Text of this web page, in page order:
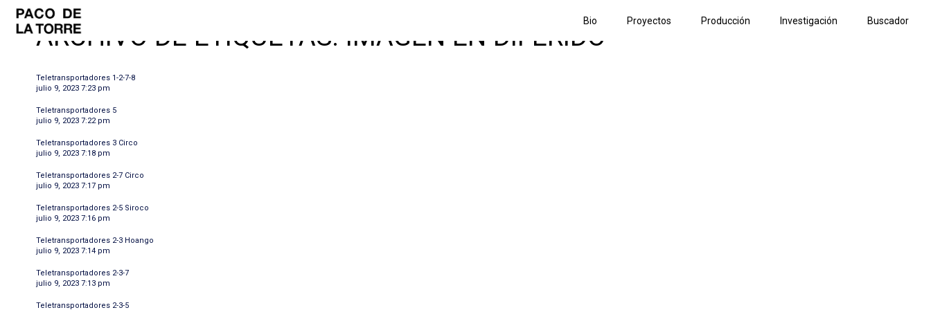
Bio Proyectos Producción Investigación Buscador
ARCHIVO DE ETIQUETAS: IMAGEN EN DIFERIDO
Teletransportadores 1-2-7-8
julio 9, 2023 7:23 pm
Teletransportadores 5
julio 9, 2023 7:22 pm
Teletransportadores 3 Circo
julio 9, 2023 7:18 pm
Teletransportadores 2-7 Circo
julio 9, 2023 7:17 pm
Teletransportadores 2-5 Siroco
julio 9, 2023 7:16 pm
Teletransportadores 2-3 Hoango
julio 9, 2023 7:14 pm
Teletransportadores 2-3-7
julio 9, 2023 7:13 pm
Teletransportadores 2-3-5